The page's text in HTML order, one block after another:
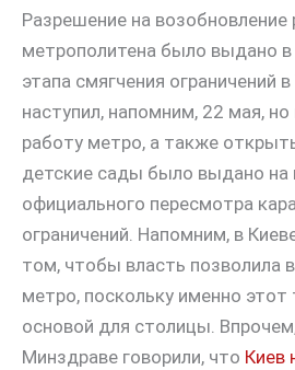
Разрешение на
метрополитена было выдано в
этапа смягчения ограничений
наступил, напомним, 22 мая, но
работу метро, а также
детские сады было выдано на
официального пересмотра
ограничений. Напомним, в
том, чтобы власть позволила
метро, поскольку именно этот
основой для столицы.
Минздраве говорили, что Киев